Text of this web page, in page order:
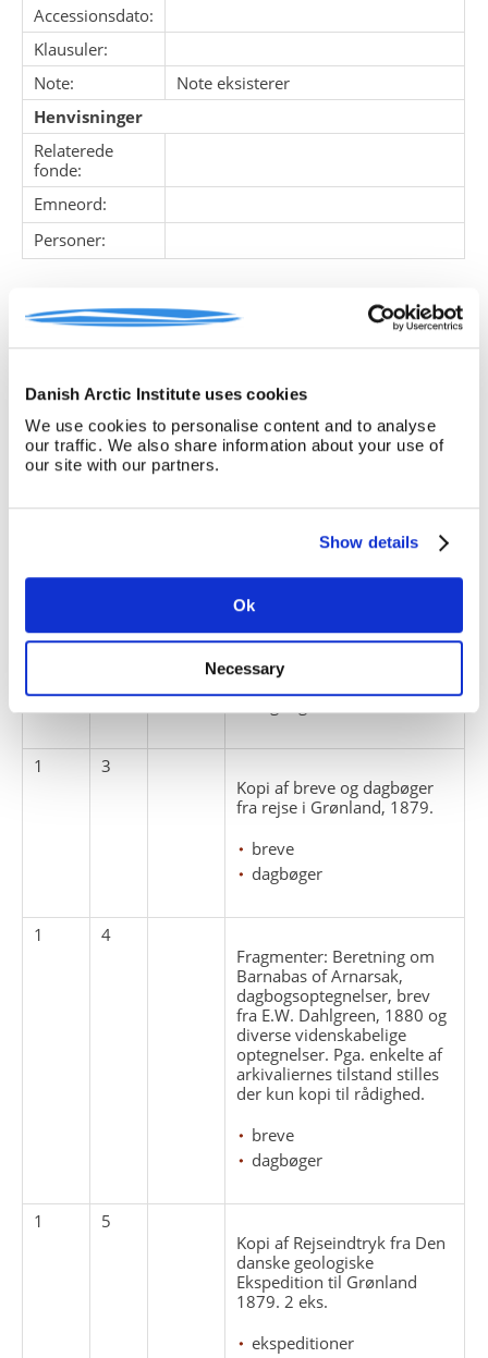
Danish Arctic Institute uses cookies
We use cookies to personalise content and to analyse
our traffic. We also share information about your use of
our site with our partners.
Show details
Ok
Necessary
Accessionsdato:
Klausuler:
Note:
Note eksisterer
Henvisninger
Relaterede
fonde:
Emneord:
Personer:
ARKIVFONDEN INDEHOLDER NEDENSTÅENDE
nr.
nr.
nr.
1
1
Kopi af breve og dagbøger
breve
dagbøger
Kopi af breve og dagbøger
fra rejse i Grønland, 1878.
breve
dagbøger
1
3
Kopi af breve og dagbøger
fra rejse i Grønland, 1879.
breve
dagbøger
1
4
Fragmenter: Beretning om
Barnabas of Arnarsak,
dagbogsoptegnelser, brev
fra E.W. Dahlgreen, 1880 og
diverse videnskabelige
optegnelser. Pga. enkelte af
arkivaliernes tilstand stilles
der kun kopi til rådighed.
breve
dagbøger
1
5
Kopi af Rejseindtryk fra Den
danske geologiske
Ekspedition til Grønland
1879. 2 eks.
ekspeditioner